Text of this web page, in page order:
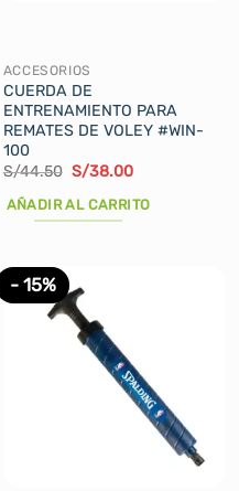
de
producto
ACCESORIOS
CUERDA DE
ENTRENAMIENTO PARA
REMATES DE VOLEY #WIN-
100
S/44.50 El
original
era:
S/38.00El
actual
AÑADIR AL CARRITO
- 15%